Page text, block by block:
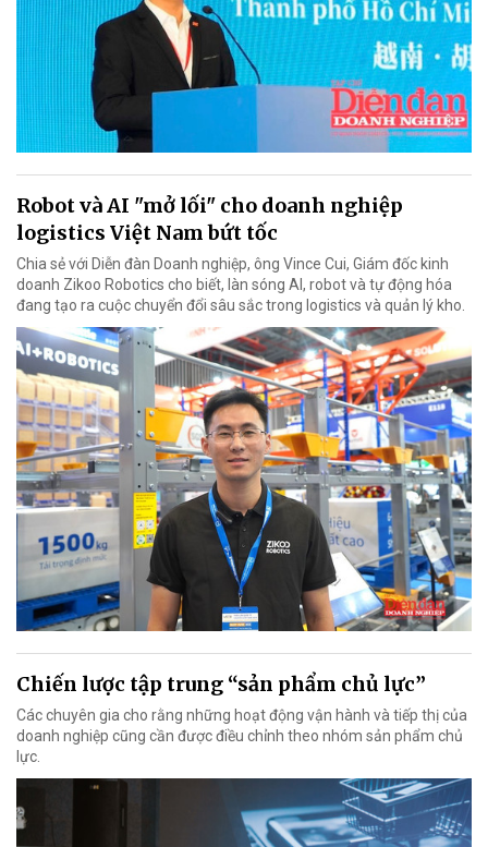
Robot và AI "mở lối" cho doanh nghiệp
logistics Việt Nam bứt tốc
Chia sẻ với Diễn đàn Doanh nghiệp, ông Vince Cui, Giám đốc kinh
doanh Zikoo Robotics cho biết, làn sóng AI, robot và tự động hóa
đang tạo ra cuộc chuyển đổi sâu sắc trong logistics và quản lý kho.
Chiến lược tập trung “sản phẩm chủ lực”
Các chuyên gia cho rằng những hoạt động vận hành và tiếp thị của
doanh nghiệp cũng cần được điều chỉnh theo nhóm sản phẩm chủ
lực.